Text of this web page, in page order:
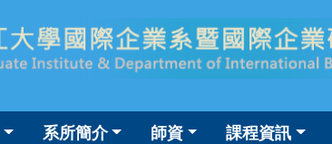
系所簡介 師資 課程資訊